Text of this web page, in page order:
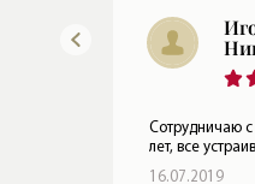
Мне очень
сотрудничать